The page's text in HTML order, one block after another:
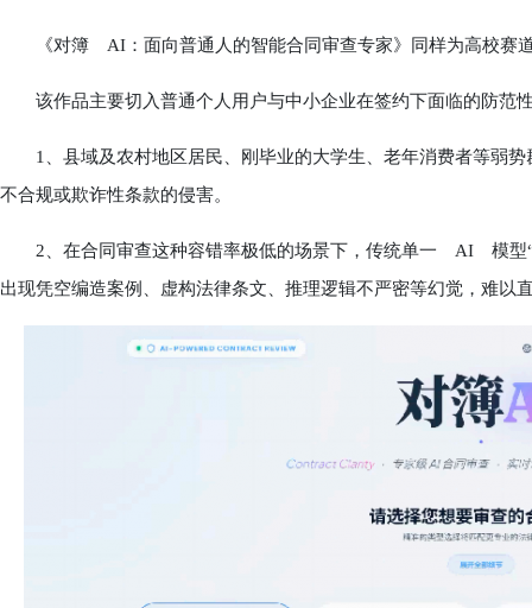
《对簿 AI：面向普通人的智能合同审查专家》同样为高校赛道
该作品主要切入普通个人用户与中小企业在签约下面临的防范
1、县域及农村地区居民、刚毕业的大学生、老年消费者等弱势
不合规或欺诈性条款的侵害。
2、在合同审查这种容错率极低的场景下，传统单一 AI 模型“
出现凭空编造案例、虚构法律条文、推理逻辑不严密等幻觉，难以